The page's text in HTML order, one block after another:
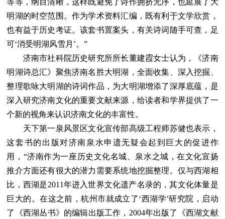
明湖的时空范围。作为学术资料汇编，既有利于文学欣赏，
也有益于历史考证。该套书置案头，有关诗词随手可查，足
可‘消受明湖风雪月’。”
济南市社科院历史研究所所长董建霞女士认为，《济南
明湖诗总汇》聚焦济南名胜大明湖，全面收集、深入挖掘、
整理歌咏大明湖的诗词作品，为大明湖增添了深厚底蕴，是
深入研究济南文化的重要文献来源，给读者和学界提供了一
个新的视角来认识济南文化的丰富性。
天下第一泉风景区文化宣传部高级工程师苏健也表示，
这套书的出版对济南泉水申遗无疑会起到巨大的促进作
用，“济南作为一座历史文化名城、泉水之城，在文化宣扬
推介方面还有很大的潜力需要系统地挖掘整理。仅与西湖相
比，西湖是2011年进入世界文化遗产名录的，其文化体量是
巨大的。在这之前，杭州市就成立了‘西湖学’研究院，启动
了《西湖丛书》的编辑出版工作，2004年出版了《西湖文献